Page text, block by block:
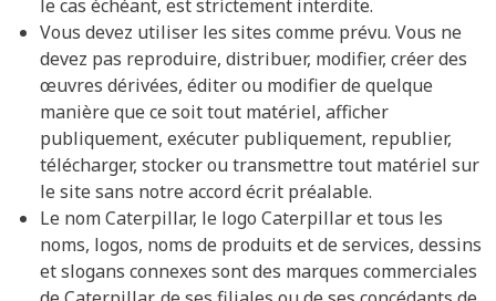
le cas échéant, est strictement interdite.
Vous devez utiliser les sites comme prévu. Vous ne
devez pas reproduire, distribuer, modifier, créer des
œuvres dérivées, éditer ou modifier de quelque
manière que ce soit tout matériel, afficher
publiquement, exécuter publiquement, republier,
télécharger, stocker ou transmettre tout matériel sur
le site sans notre accord écrit préalable.
Le nom Caterpillar, le logo Caterpillar et tous les
noms, logos, noms de produits et de services, dessins
et slogans connexes sont des marques commerciales